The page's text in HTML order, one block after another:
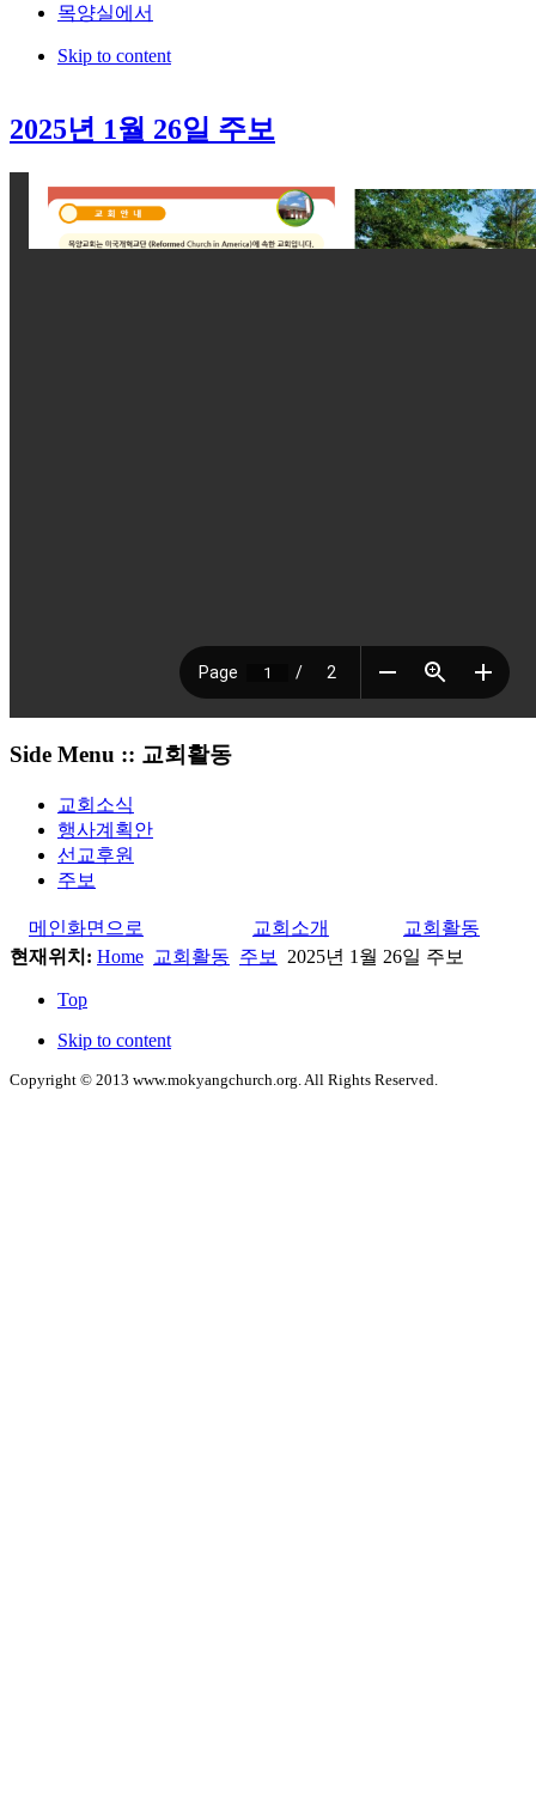
목양실에서
Skip to content
2025년 1월 26일 주보
Side Menu :: 교회활동
교회소식
행사계획안
선교후원
주보
메인화면으로 교회소개
교회활동
현재위치: Home 교회활동 주보 2025년 1월 26일 주보
Top
Skip to content
Copyright © 2013 www.mokyangchurch.org. All Rights Reserved.